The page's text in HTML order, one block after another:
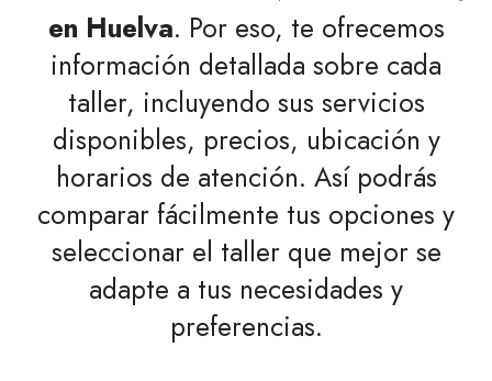
en Huelva. Por eso, te ofrecemos
información detallada sobre cada
taller, incluyendo sus servicios
disponibles, precios, ubicación y
horarios de atención. Así podrás
comparar fácilmente tus opciones y
seleccionar el taller que mejor se
adapte a tus necesidades y
preferencias.